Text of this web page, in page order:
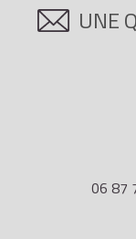
UNE
06 87